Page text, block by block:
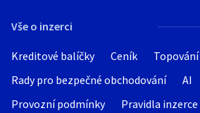
Vše o inzerci
Kreditové balíčky Ceník
Rady pro bezpečné obchodování
AI
Provozní podmínky
Pravidla inzerce